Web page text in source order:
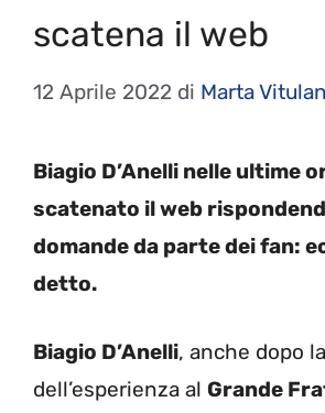
scatena il web
12 Aprile 2022 di Marta
Biagio D’Anelli nelle ultime
scatenato il web
domande da parte dei fan:
detto.
Biagio D’Anelli, anche dopo
dell’esperienza al Grande